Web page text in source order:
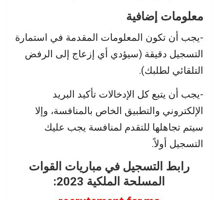
معلومات إضافية
-يجب أن تكون المعلومات المقدمة في استمارة
التسجيل دقيقة (سيؤدي أي إزعاج إلى الرفض
التلقائي لطلبك).
-يجب أن يتبع كل الإدخالات تأكيد البريد
الإلكتروني والتطبيق الخاص بالمنافسة، وإلا
سيتم تجاهلها للتقدم لمنافسة يجب عليك
التسجيل أولاً.
رابط التسجيل في مباريات القوات
المسلحة الملكية 2023: